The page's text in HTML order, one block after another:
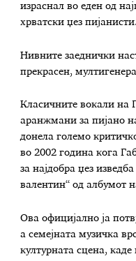
израснал во еден од
хрватски џез пијанисти.
Нивните заеднички
прекрасен,
Класичните вокали на
аранжмани за пијано
донела големо
во 2002 година кога
за најдобра џез
валентин“ од албумот
Ова официјално ја
а семејната музичка
културната сцена,